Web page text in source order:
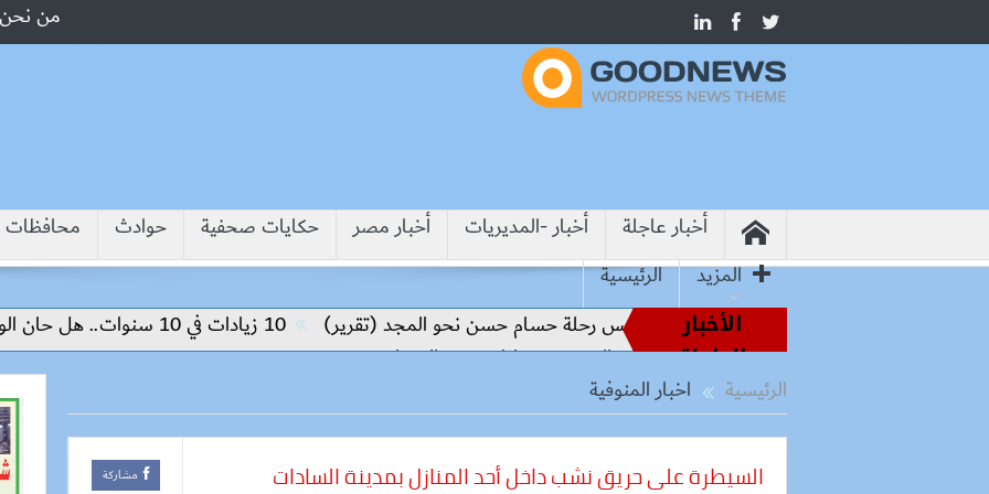
من نحن
أخبار عاجلة أخبار -المديريات أخبار مصر حكايات صحفية حوادث محافظات
المزيد
الرئيسية
الأخبار
العاجلة
الملاعب إلى قيادة الفراعنة.. كواليس رحلة حسام حسن نحو المجد (تقرير) 10 زيادات في 10 سنوات.. هل حان الوقت لرفع دعم البنزين نهائيا؟
بأسوان لتحصين الكلاب الحرة والحد من مخاطر مرض السعار
الرئيسية اخبار المنوفية
السيطرة على حريق نشب داخل أحد المنازل بمدينة السادات مشاركة